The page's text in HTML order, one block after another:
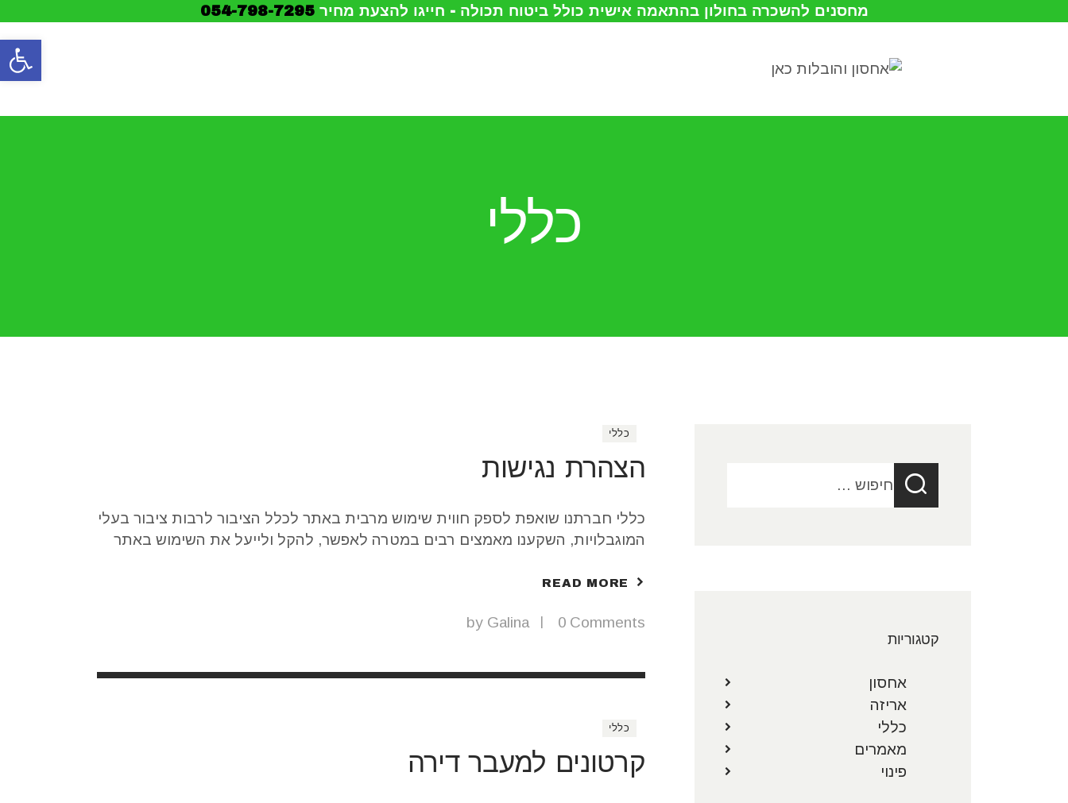
מחסנים להשכרה בחולון בהתאמה אישית כולל ביטוח תכולה - חייגו להצעת מחיר054-798-7295
כללי
עמוד הבית
הובלות
מחסנים
כללי
הצהרת נגישות
כללי חברתנו שואפת לספק חווית שימוש מרבית באתר לכלל הציבור לרבות ציבור בעלי
המוגבלויות, השקענו מאמצים רבים במטרה לאפשר, להקל ולייעל את השימוש באתר
READ MORE
by Galina 0 Comments
כללי
קרטונים למעבר דירה
חיפוש:
קטגוריות
אחסון
אריזה
כללי
מאמרים
פינוי
פתח סרגל נגישות